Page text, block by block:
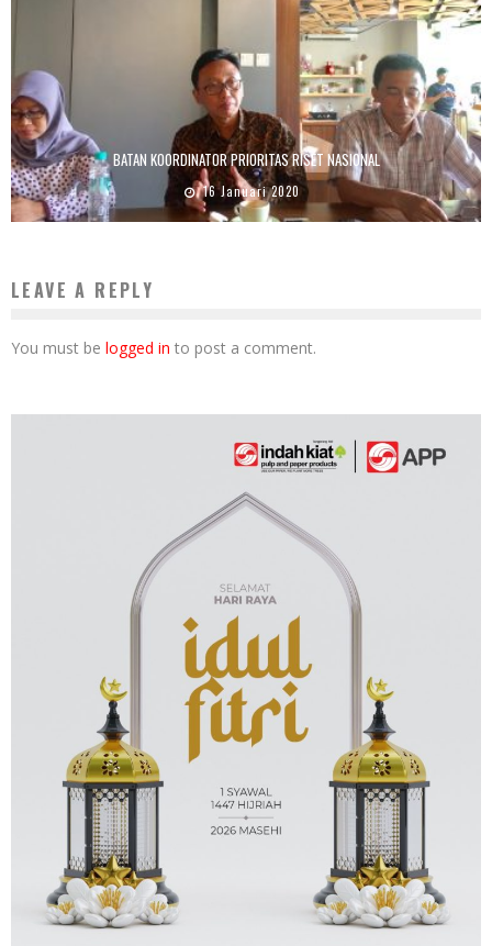
BATAN KOORDINATOR PRIORITAS RISET NASIONAL
16 Januari 2020
LEAVE A REPLY
You must be logged in to post a comment.